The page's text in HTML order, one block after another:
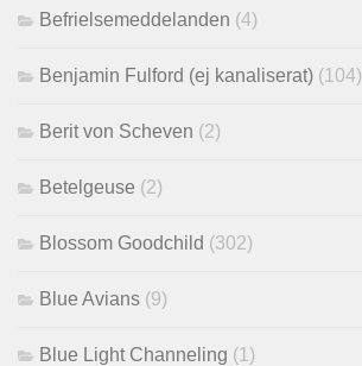
Befrielsemeddelanden (4)
Benjamin Fulford (ej kanaliserat) (104)
Berit von Scheven (2)
Betelgeuse (2)
Blossom Goodchild (302)
Blue Avians (9)
Blue Light Channeling (1)